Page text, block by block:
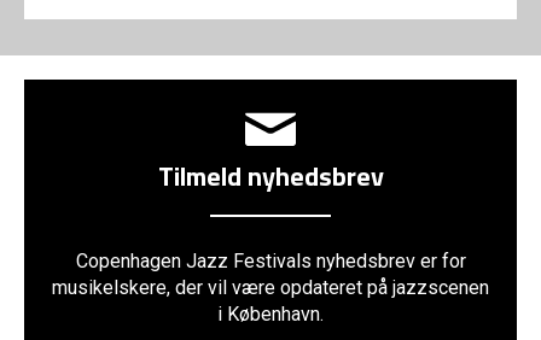
Tilmeld nyhedsbrev
Copenhagen Jazz Festivals nyhedsbrev er for
musikelskere, der vil være opdateret på jazzscenen
i København.